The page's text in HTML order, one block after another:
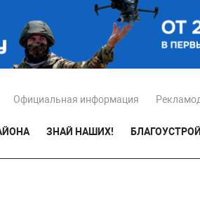
Официальная информация
ЗНАЙ НАШИХ!